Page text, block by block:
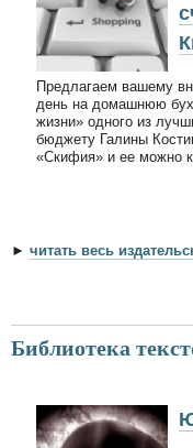
Предлагаем вашему
день на домашнюю
жизни» одного из
бюджету Галины
«Скифия» и ее можно
► читать весь
Библиотека